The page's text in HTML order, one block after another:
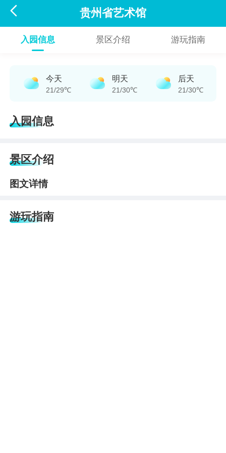
 贵州省艺术馆
入园信息 景区介绍 游玩指南
今天
21/29℃
明天
21/30℃
后天
21/30℃
入园信息
景区介绍
图文详情
游玩指南